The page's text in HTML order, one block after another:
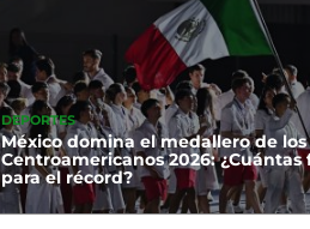
DEPORTES
México domina el medallero de
Centroamericanos 2026: ¿Cuántas
para el récord?